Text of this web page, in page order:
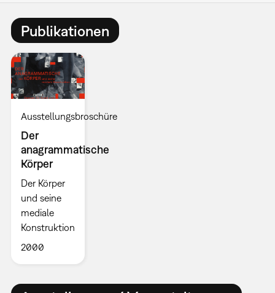
Publikationen
Ausstellungsbroschüre
Der
anagrammatische
Körper
Der Körper
und seine
mediale
Konstruktion
2000